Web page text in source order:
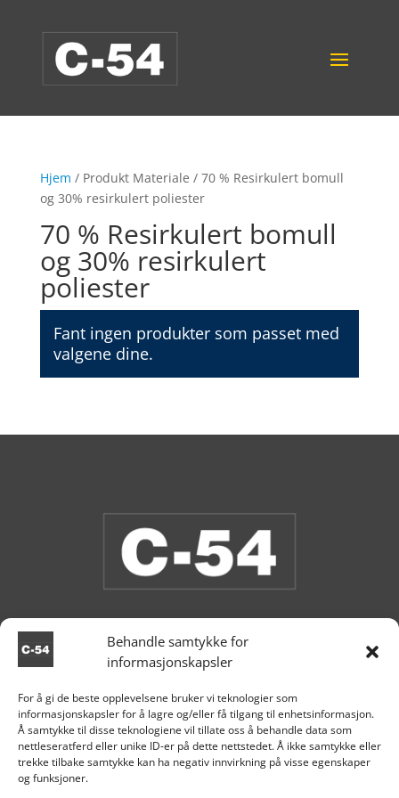
Behandle samtykke for
informasjonskapsler
For å gi de beste opplevelsene bruker vi teknologier som
informasjonskapsler for å lagre og/eller få tilgang til enhetsinformasjon.
Å samtykke til disse teknologiene vil tillate oss å behandle data som
nettleseratferd eller unike ID-er på dette nettstedet. Å ikke samtykke eller
trekke tilbake samtykke kan ha negativ innvirkning på visse egenskaper
og funksjoner.
Hjem / Produkt Materiale / 70 % Resirkulert bomull
og 30% resirkulert poliester
70 % Resirkulert bomull
og 30% resirkulert
poliester
Fant ingen produkter som passet med
valgene dine.

Aksdal

+47 995 81 519
 post@c54.no